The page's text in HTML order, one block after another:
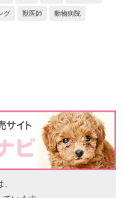
グ 獣医師 動物病院